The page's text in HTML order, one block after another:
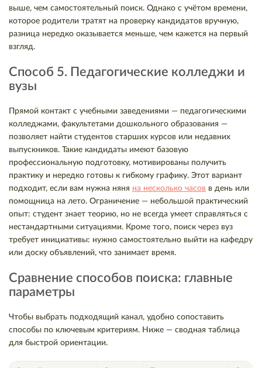
выше, чем самостоятельный поиск. Однако с учётом времени,
которое родители тратят на проверку кандидатов вручную,
разница нередко оказывается меньше, чем кажется на первый
взгляд.
Способ 5. Педагогические колледжи и
вузы
Прямой контакт с учебными заведениями — педагогическими
колледжами, факультетами дошкольного образования —
позволяет найти студентов старших курсов или недавних
выпускников. Такие кандидаты имеют базовую
профессиональную подготовку, мотивированы получить
практику и нередко готовы к гибкому графику. Этот вариант
подходит, если вам нужна няня на несколько часов в день или
помощница на лето. Ограничение — небольшой практический
опыт: студент знает теорию, но не всегда умеет справляться с
нестандартными ситуациями. Кроме того, поиск через вуз
требует инициативы: нужно самостоятельно выйти на кафедру
или доску объявлений, что занимает время.
Сравнение способов поиска: главные
параметры
Чтобы выбрать подходящий канал, удобно сопоставить
способы по ключевым критериям. Ниже — сводная таблица
для быстрой ориентации.